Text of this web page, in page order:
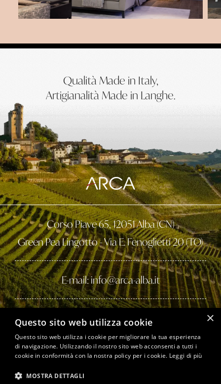
Qualità Made in Italy,
Artigianalità Made in Langhe.
Corso Piave 65, 12051 Alba (CN)
Green Pea Lingotto - Via E. Fenoglietti 20 (TO)
E-mail: info@arca-alba.it
Tel. 0173 287262
Arca © 2023 - P.IVA 02270180041
×
Questo sito web utilizza cookie
Questo sito web utilizza i cookie per migliorare la tua esperienza
di navigazione. Utilizzando il nostro sito web acconsenti a tutti i
cookie in conformità con la nostra policy per i cookie. Leggi di più
MOSTRA DETTAGLI